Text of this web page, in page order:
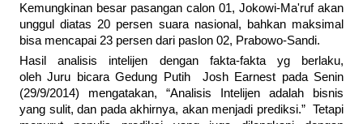
Kemungkinan besar pasangan calon 01, Jokowi-Ma'ruf akan
unggul diatas 20 persen suara nasional, bahkan maksimal
bisa mencapai 23 persen dari paslon 02, Prabowo-Sandi.
Hasil analisis intelijen dengan fakta-fakta yg berlaku,
oleh Juru bicara Gedung Putih Josh Earnest pada Senin
(29/9/2014) mengatakan, “Analisis Intelijen adalah bisnis
yang sulit, dan pada akhirnya, akan menjadi prediksi.” Tetapi